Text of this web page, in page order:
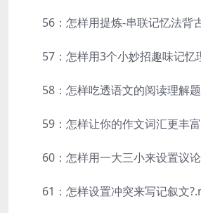
56：怎样用提炼-串联记忆法背
57：怎样用3个小妙招趣味记忆
58：怎样吃透语文的阅读理解
59：怎样让你的作文词汇更丰
60：怎样用一大三小来设置议论
61：怎样设置冲突来写记叙文